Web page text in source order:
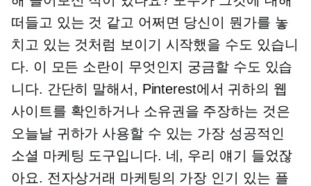
떠들고 있는 것 같고 어쩌면 당신이 뭔가를 놓
치고 있는 것처럼 보이기 시작했을 수도 있습니
다. 이 모든 소란이 무엇인지 궁금할 수도 있습
니다. 간단히 말해서, Pinterest에서 귀하의 웹
사이트를 확인하거나 소유권을 주장하는 것은
오늘날 귀하가 사용할 수 있는 가장 성공적인
소셜 마케팅 도구입니다. 네, 우리 얘기 들었잖
아요. 전자상거래 마케팅의 가장 인기 있는 플